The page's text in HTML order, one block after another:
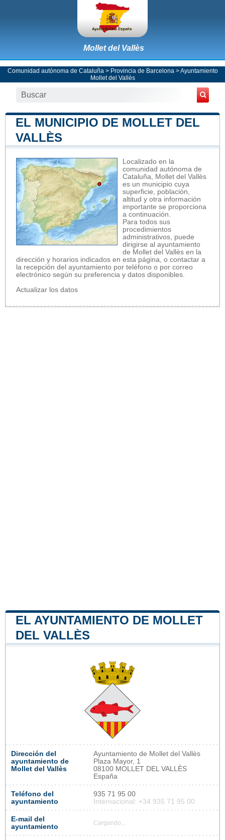
Mollet del Vallès
Comunidad autónoma de Cataluña > Provincia de Barcelona >Ayuntamiento
Mollet del Vallès
EL MUNICIPIO DE MOLLET DEL
VALLÈS
Localizado en la
comunidad autónoma de
Cataluña, Mollet del Vallès
es un municipio cuya
superficie, población,
altitud y otra información
importante se proporciona
a continuación.
Para todos sus
procedimientos
administrativos, puede
dirigirse al ayuntamiento
de Mollet del Vallès en la
dirección y horarios indicados en esta página, o contactar a
la recepción del ayuntamiento por teléfono o por correo
electrónico según su preferencia y datos disponibles.
Actualizar los datos
EL AYUNTAMIENTO DE MOLLET
DEL VALLÈS
Dirección del
ayuntamiento de
Mollet del Vallès
Ayuntamiento de Mollet del Vallès
Plaza Mayor, 1
08100 MOLLET DEL VALLÈS
España
Teléfono del
ayuntamiento
935 71 95 00
Internacional: +34 935 71 95 00
E-mail del
ayuntamiento
Cargando...